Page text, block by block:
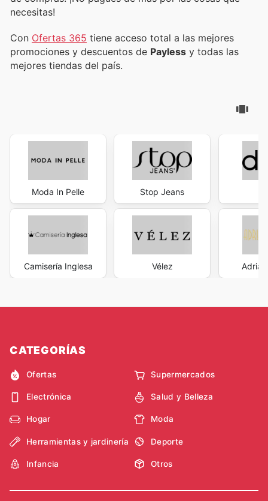
necesitas!
Con Ofertas 365 tiene acceso total a las mejores
promociones y descuentos de Payless y todas las
mejores tiendas del país.
Moda In Pelle
Camisería Inglesa
Stop Jeans
Vélez
CATEGORÍAS
Ofertas Supermercados
Electrónica Salud y Belleza
Hogar Moda
Herramientas y jardinería Deporte
Infancia Otros